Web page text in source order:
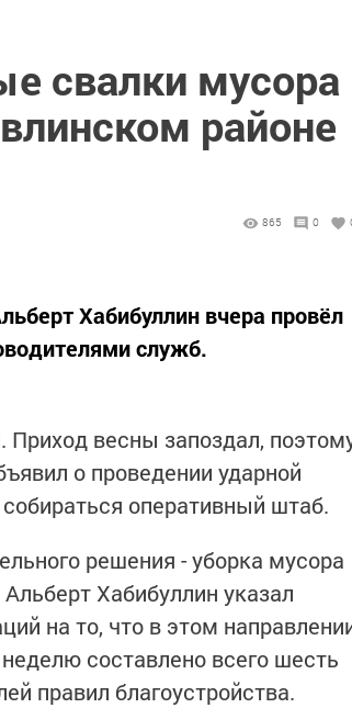
свалки мусора
районе
865 0
Хабибуллин вчера провёл
служб.
Приход весны запоздал,
о проведении ударной
оперативный штаб.
решения - уборка мусора
Хабибуллин указал
на то, что в этом
составлено всего шесть
правил благоустройства.